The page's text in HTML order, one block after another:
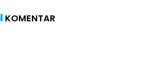
KOMENTAR